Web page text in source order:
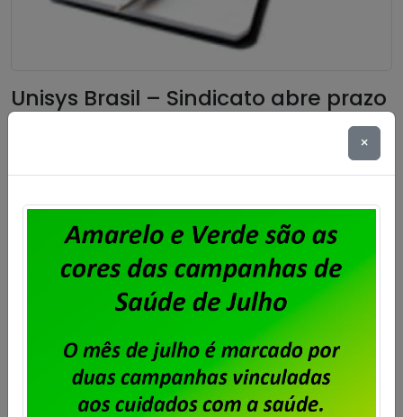
Unisys Brasil – Sindicato abre prazo
para apresentação de cartas de
fortalecimento sindical
Publicado por Imprensa em06/08/2026
Após o encerramento da negociação do Acordo de
Coletivo de Trabalho (ACT) 2026/2028 dos
trabalhadores e trabalhadoras da Unisys Brasil, será
cobrada a Contribuição para Custeio Sindical,
conforme aprovado em assembleia. O desconto
previsto é de 50% de um único dia de salário vigente
do trabalhador, conforme a cláusula “54ª –
×